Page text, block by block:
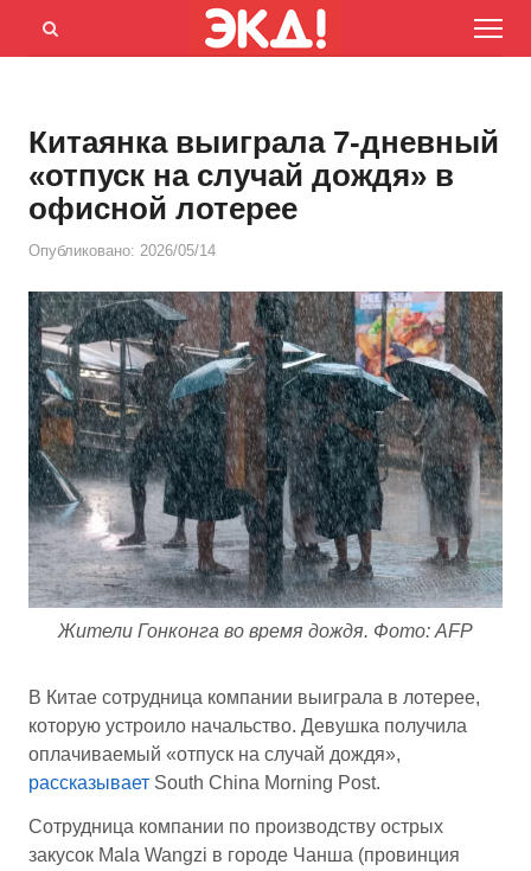
Menu
Открыть
Китаянка выиграла 7-дневный
«отпуск на случай дождя» в
офисной лотерее
Опубликовано: 2026/05/14
Жители Гонконга во время дождя. Фото: AFP
В Китае cотрудница компании выиграла в лотерее,
которую устроило начальство. Девушка получила
оплачиваемый «отпуск на случай дождя»,
рассказывает South China Morning Post.
Сотрудница компании по производству острых
закусок Mala Wangzi в городе Чанша (провинция